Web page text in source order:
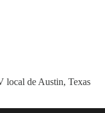
local de Austin, Texas